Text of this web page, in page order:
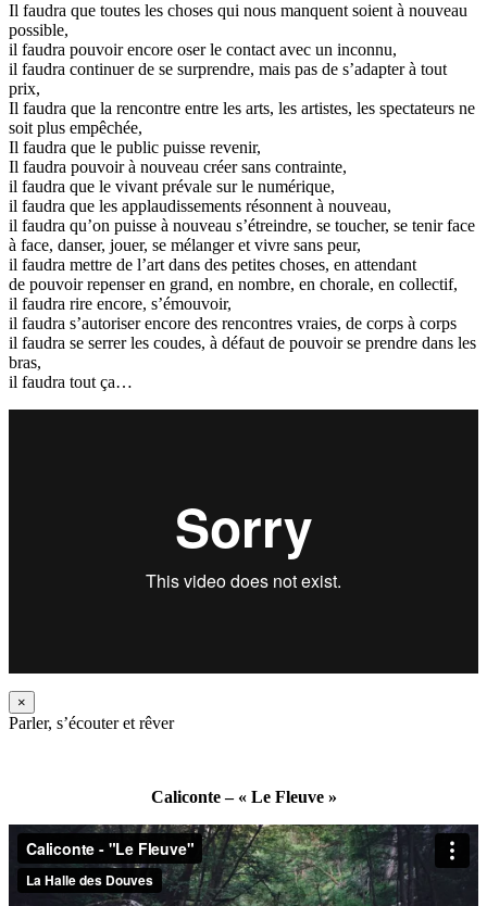
Il faudra que toutes les choses qui nous manquent soient à nouveau
possible,
il faudra pouvoir encore oser le contact avec un inconnu,
il faudra continuer de se surprendre, mais pas de s’adapter à tout
prix,
Il faudra que la rencontre entre les arts, les artistes, les spectateurs ne
soit plus empêchée,
Il faudra que le public puisse revenir,
Il faudra pouvoir à nouveau créer sans contrainte,
il faudra que le vivant prévale sur le numérique,
il faudra que les applaudissements résonnent à nouveau,
il faudra qu’on puisse à nouveau s’étreindre, se toucher, se tenir face
à face, danser, jouer, se mélanger et vivre sans peur,
il faudra mettre de l’art dans des petites choses, en attendant
de pouvoir repenser en grand, en nombre, en chorale, en collectif,
il faudra rire encore, s’émouvoir,
il faudra s’autoriser encore des rencontres vraies, de corps à corps
il faudra se serrer les coudes, à défaut de pouvoir se prendre dans les
bras,
il faudra tout ça…
×
Parler, s’écouter et rêver
Caliconte – « Le Fleuve »